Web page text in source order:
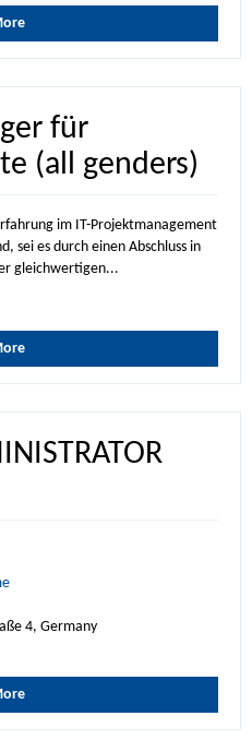
für
(all genders)
im IT-Projektmanagement
sei es durch einen Abschluss in
gleichwertigen...
4, Germany